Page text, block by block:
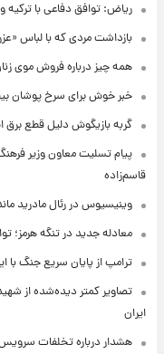
ریاض: توافق دفاعی با
بازداشت مردی که با لباس
همه چیز درباره فروش موی
خبر خوش برای سرخ پوشان
گربه بازیگوش دلیل قطع برق
پیام تسلیت معاون وزیر
قاسم‌زاده
وینیسیوس در رئال مادرید
معادله جدید در تنگه هرمز؛
ترامپ از پایان سریع جنگ با
تصاویر کمتر دیده‌شده از
ایران
هشدار درباره تخلفات